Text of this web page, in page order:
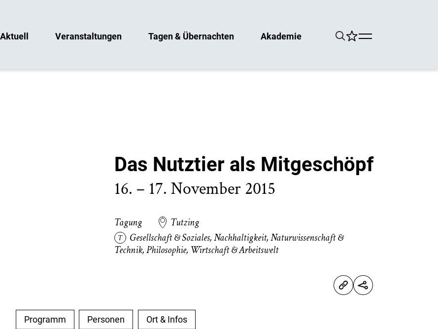
Aktuell Veranstaltungen Tagen & Übernachten Akademie
Das Nutztier als Mitgeschöpf
16. – 17. November 2015
Tagung
Tutzing
Gesellschaft & Soziales,Nachhaltigkeit,Naturwissenschaft &
Technik,Philosophie, Wirtschaft & Arbeitswelt
Programm Personen Ort & Infos